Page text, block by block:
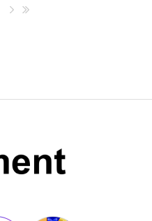
마지막페이지